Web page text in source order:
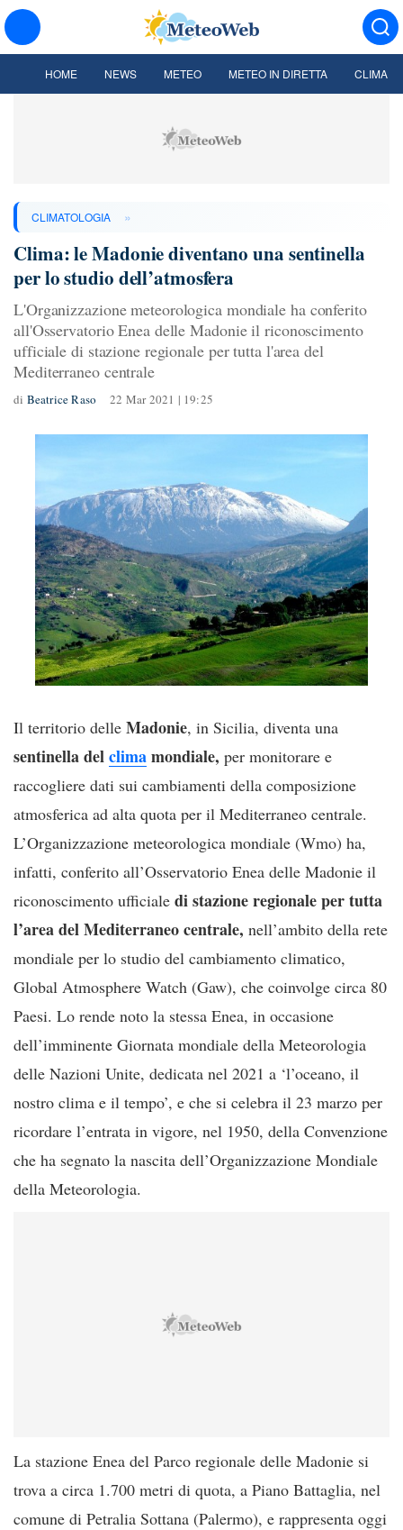
HOME NEWS METEO METEO IN DIRETTA CLIMA
CLIMATOLOGIA »
Clima: le Madonie diventano una sentinella
per lo studio dell’atmosfera
L'Organizzazione meteorologica mondiale ha conferito
all'Osservatorio Enea delle Madonie il riconoscimento
ufficiale di stazione regionale per tutta l'area del
Mediterraneo centrale
di Beatrice Raso 22 Mar 2021 | 19:25
Il territorio delle Madonie, in Sicilia, diventa una
sentinella delclimamondiale, per monitorare e
raccogliere dati sui cambiamenti della composizione
atmosferica ad alta quota per il Mediterraneo centrale.
L’Organizzazione meteorologica mondiale (Wmo) ha,
infatti, conferito all’Osservatorio Enea delle Madonie il
riconoscimento ufficiale di stazione regionale per tutta
l’area del Mediterraneo centrale, nell’ambito della rete
mondiale per lo studio del cambiamento climatico,
Global Atmosphere Watch (Gaw), che coinvolge circa 80
Paesi. Lo rende noto la stessa Enea, in occasione
dell’imminente Giornata mondiale della Meteorologia
delle Nazioni Unite, dedicata nel 2021 a ‘l’oceano, il
nostro clima e il tempo’, e che si celebra il 23 marzo per
ricordare l’entrata in vigore, nel 1950, della Convenzione
che ha segnato la nascita dell’Organizzazione Mondiale
della Meteorologia.
La stazione Enea del Parco regionale delle Madonie si
trova a circa 1.700 metri di quota, a Piano Battaglia, nel
comune di Petralia Sottana (Palermo), e rappresenta oggi